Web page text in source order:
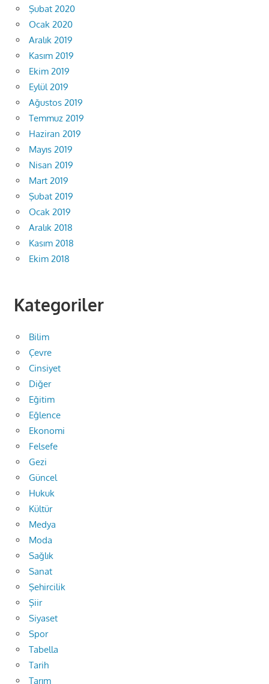
Şubat 2020
Ocak 2020
Aralık 2019
Kasım 2019
Ekim 2019
Eylül 2019
Ağustos 2019
Temmuz 2019
Haziran 2019
Mayıs 2019
Nisan 2019
Mart 2019
Şubat 2019
Ocak 2019
Aralık 2018
Kasım 2018
Ekim 2018
Kategoriler
Bilim
Çevre
Cinsiyet
Diğer
Eğitim
Eğlence
Ekonomi
Felsefe
Gezi
Güncel
Hukuk
Kültür
Medya
Moda
Sağlık
Sanat
Şehircilik
Şiir
Siyaset
Spor
Tabella
Tarih
Tarım